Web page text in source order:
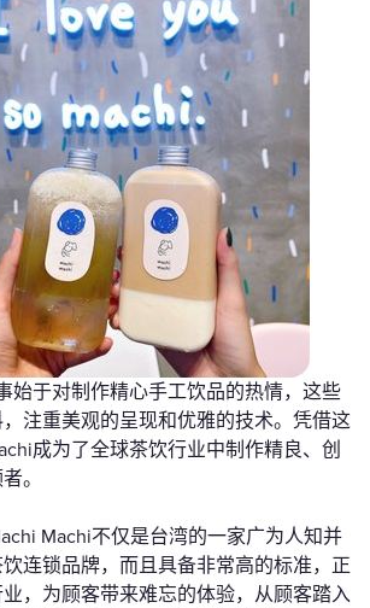
始于对制作精心手工饮品的热情，这些
注重美观的呈现和优雅的技术。凭借这
成为了全球茶饮行业中制作精良、创
。
Machi不仅是台湾的一家广为人知并
连锁品牌，而且具备非常高的标准，正
，为顾客带来难忘的体验，从顾客踏入